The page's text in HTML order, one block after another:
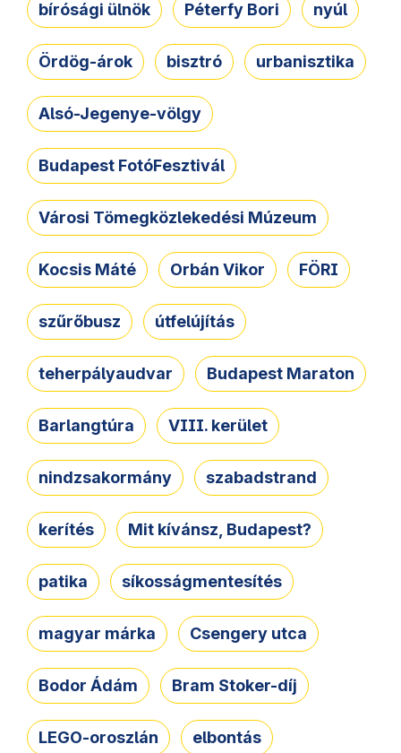
bírósági ülnök Péterfy Bori nyúl
Ördög-árok bisztró urbanisztika
Alsó-Jegenye-völgy
Budapest FotóFesztivál
Városi Tömegközlekedési Múzeum
Kocsis Máté Orbán Vikor FÖRI
szűrőbusz útfelújítás
teherpályaudvar Budapest Maraton
Barlangtúra VIII. kerület
nindzsakormány szabadstrand
kerítés Mit kívánsz, Budapest?
patika síkosságmentesítés
magyar márka Csengery utca
Bodor Ádám Bram Stoker-díj
LEGO-oroszlán elbontás